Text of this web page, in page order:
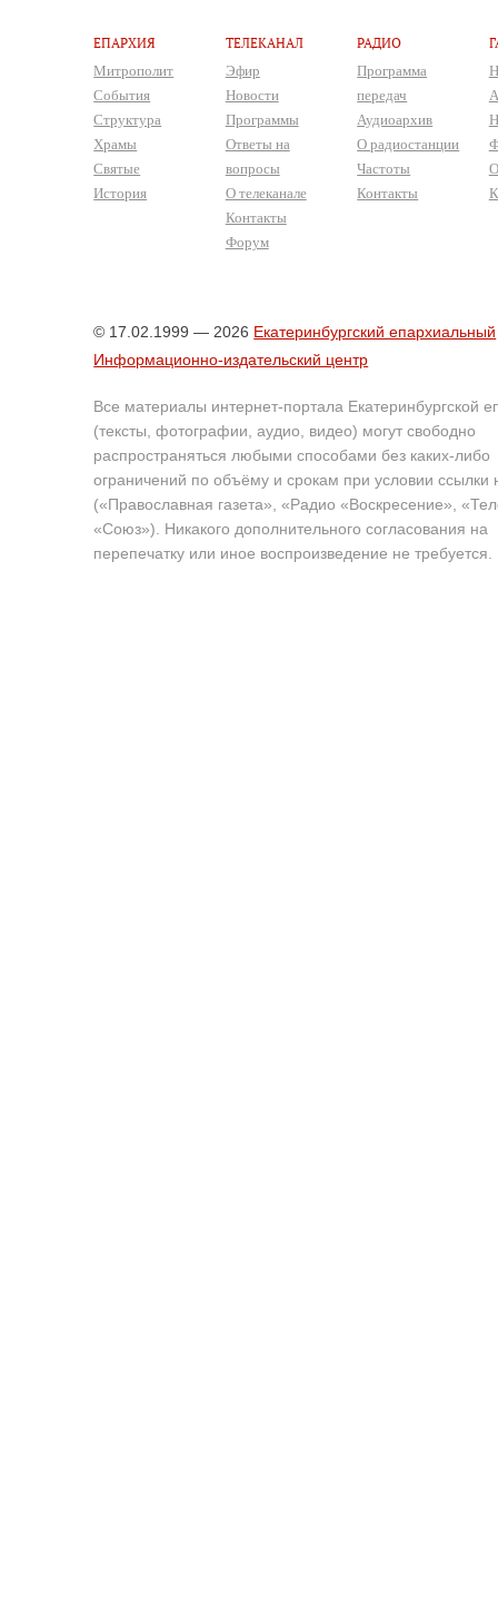
ЕПАРХИЯ
Митрополит
События
Структура
Храмы
Святые
История
ТЕЛЕКАНАЛ
Эфир
Новости
Программы
Ответы на
вопросы
О телеканале
Контакты
Форум
РАДИО
Программа
передач
Аудиоархив
О радиостанции
Частоты
Контакты
© 17.02.1999 — 2026 Екатеринбургский епархиальный
Информационно-издательский центр
Все материалы интернет-портала Екатеринбургской
(тексты, фотографии, аудио, видео) могут свободно
распространяться любыми способами без каких-либо
ограничений по объёму и срокам при условии ссылки
(«Православная газета», «Радио «Воскресение»,
«Союз»). Никакого дополнительного согласования на
перепечатку или иное воспроизведение не требуется.